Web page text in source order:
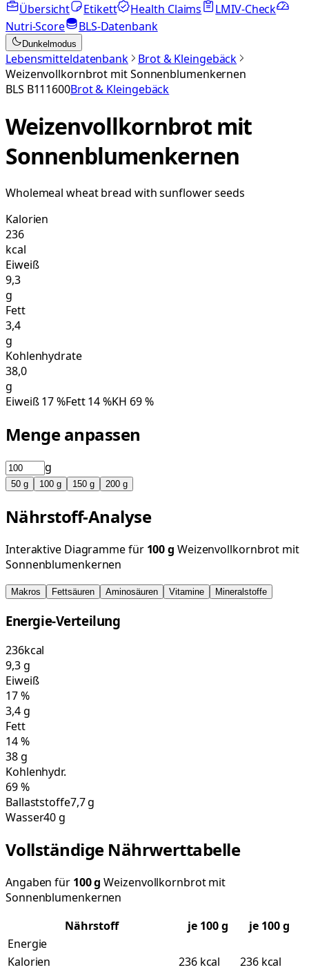
Übersicht
Etikett Health Claims
LMIV-Check
Nutri-Score
BLS-Datenbank
Dunkelmodus
Lebensmitteldatenbank
Brot & Kleingebäck
Weizenvollkornbrot mit Sonnenblumenkernen
BLS B111600Brot & Kleingebäck
Weizenvollkornbrot mit
Sonnenblumenkernen
Wholemeal wheat bread with sunflower seeds
Kalorien
236
kcal
Eiweiß
9,3
g
Fett
3,4
g
Kohlenhydrate
38,0
g
Eiweiß17%Fett14%KH 69%
Menge anpassen
g
50 g 100 g 150 g 200 g
Nährstoff-Analyse
Interaktive Diagramme für 100g Weizenvollkornbrot mit
Sonnenblumenkernen
Makros Fettsäuren Aminosäuren Vitamine Mineralstoffe
Energie-Verteilung
236kcal
9,3g
Eiweiß
17%
3,4g
Fett
14%
38g
Kohlenhydr.
69%
Ballaststoffe7,7 g
Wasser40 g
Vollständige Nährwerttabelle
Angaben für 100g Weizenvollkornbrot mit
Sonnenblumenkernen
Nährstoff
je 100g
je 100 g
Energie
Kalorien
236 kcal 236 kcal